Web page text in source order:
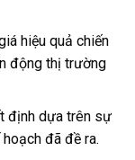
hiệu quả chiến
động thị trường
định dựa trên sự
đã đề ra.